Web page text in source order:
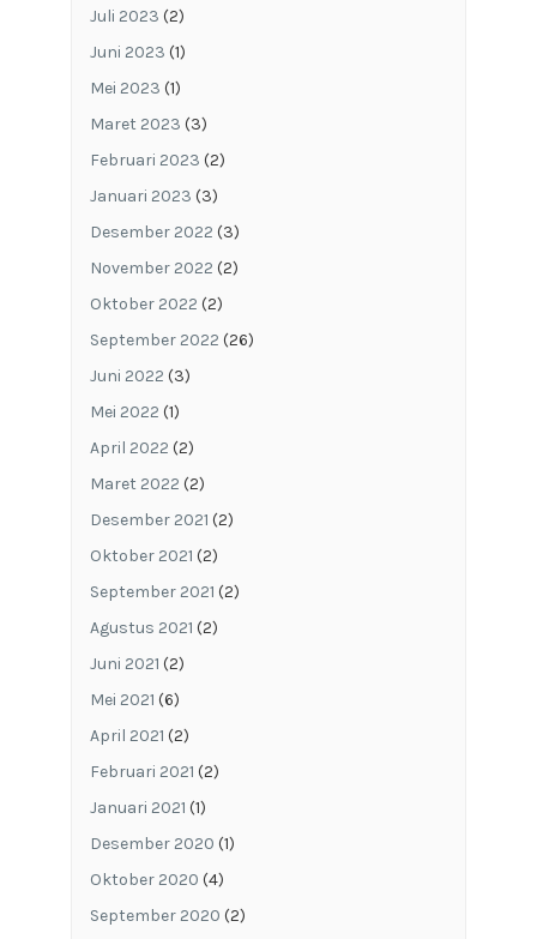
Juli 2023 (2)
Juni 2023 (1)
Mei 2023 (1)
Maret 2023 (3)
Februari 2023 (2)
Januari 2023 (3)
Desember 2022 (3)
November 2022 (2)
Oktober 2022 (2)
September 2022 (26)
Juni 2022 (3)
Mei 2022 (1)
April 2022 (2)
Maret 2022 (2)
Desember 2021 (2)
Oktober 2021 (2)
September 2021 (2)
Agustus 2021 (2)
Juni 2021 (2)
Mei 2021 (6)
April 2021 (2)
Februari 2021 (2)
Januari 2021 (1)
Desember 2020 (1)
Oktober 2020 (4)
September 2020 (2)